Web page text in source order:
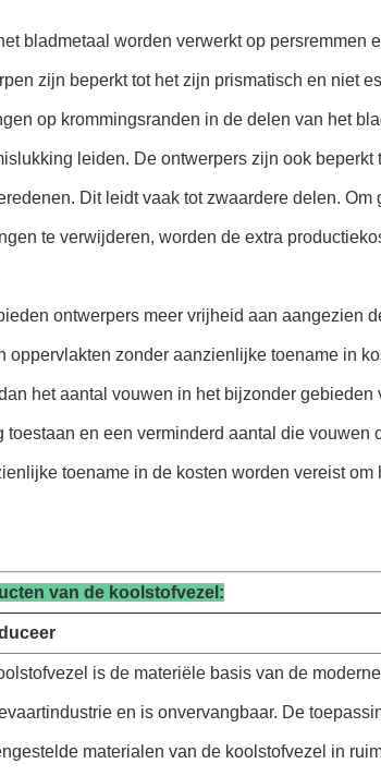
bladmetaal worden verwerkt op persremmen
zijn beperkt tot het zijn prismatisch en niet
op krommingsranden in de delen van het
leiden. De ontwerpers zijn ook
Dit leidt vaak tot zwaardere delen.
te verwijderen, worden de extra
ontwerpers meer vrijheid aan aangezien
oppervlakten zonder aanzienlijke toename in
het aantal vouwen in het bijzonder
toestaan en een verminderd aantal die vouwen
toename in de kosten worden vereist
van de koolstofvezel:
is de materiële basis van de moderne
en is onvervangbaar. De
materialen van de koolstofvezel in